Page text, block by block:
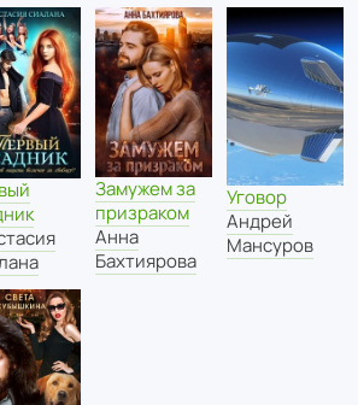
Замужем за
призраком
Анна
Бахтиярова
Уговор
Андрей
Мансуров